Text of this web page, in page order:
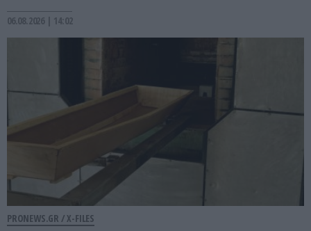
06.08.2026 | 14:02
PRONEWS.GR / X-FILES